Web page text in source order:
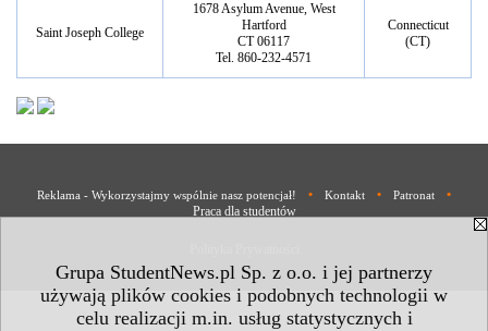
Grupa StudentNews.pl Sp. z o.o. i jej partnerzy
używają plików cookies i podobnych technologii w
celu realizacji m.in. usług statystycznych i
Saint Joseph College
1678 Asylum Avenue, West
Hartford
CT 06117
Tel. 860-232-4571
Connecticut
(CT)
Reklama - Wykorzystajmy wspólnie nasz potencjał! • Kontakt • Patronat
•
Praca dla studentów